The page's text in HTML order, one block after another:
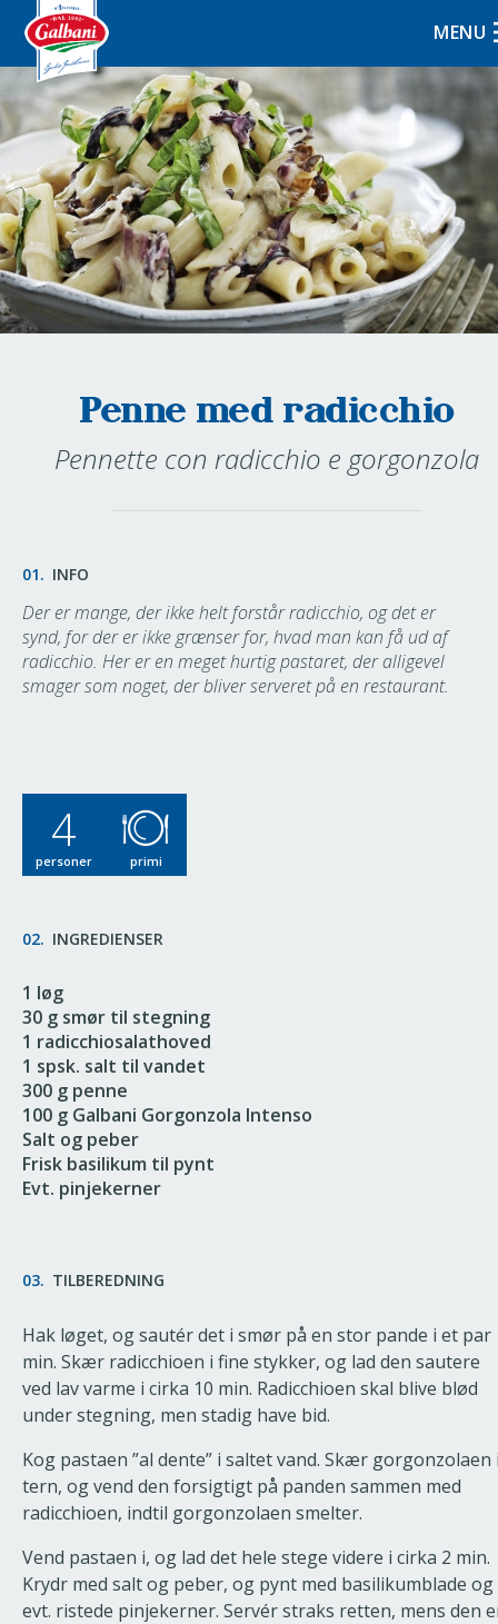
MENU
Penne med radicchio
Pennette con radicchio e gorgonzola
01. INFO
Der er mange, der ikke helt forstår radicchio, og det er
synd, for der er ikke grænser for, hvad man kan få ud af
radicchio. Her er en meget hurtig pastaret, der alligevel
smager som noget, der bliver serveret på en restaurant.
4
personer primi
02. INGREDIENSER
1 løg
30 g smør til stegning
1 radicchiosalathoved
1 spsk. salt til vandet
300 g penne
100 g Galbani Gorgonzola Intenso
Salt og peber
Frisk basilikum til pynt
Evt. pinjekerner
03. TILBEREDNING
Hak løget, og sautér det i smør på en stor pande i et par
min. Skær radicchioen i fine stykker, og lad den sautere
ved lav varme i cirka 10 min. Radicchioen skal blive blød
under stegning, men stadig have bid.
Kog pastaen ”al dente” i saltet vand. Skær gorgonzolaen
tern, og vend den forsigtigt på panden sammen med
radicchioen, indtil gorgonzolaen smelter.
Vend pastaen i, og lad det hele stege videre i cirka 2 min.
Krydr med salt og peber, og pynt med basilikumblade og
evt. ristede pinjekerner. Servér straks retten, mens den